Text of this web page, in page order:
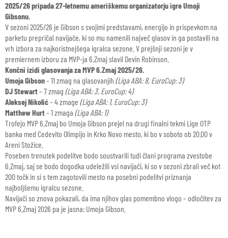
2025/26 pripada 27-letnemu ameriškemu organizatorju igre Umoji
Gibsonu.
V sezoni 2025/26 je Gibson s svojimi predstavami, energijo in prispevkom na
parketu prepričal navijače, ki so mu namenili največ glasov in ga postavili na
vrh izbora za najkoristnejšega igralca sezone. V prejšnji sezoni je v
premiernem izboru za MVP-ja 6.Zmaj slavil Devin Robinson.
Končni izidi glasovanja za MVP 6.Zmaj 2025/26.
Umoja Gibson– 11 zmag na glasovanjih (Liga ABA: 8, EuroCup: 3)
DJ Stewart– 7 zmag (Liga ABA: 3, EuroCup: 4)
Aleksej Nikolić– 4 zmage (Liga ABA: 1, EuroCup: 3)
Matthew Hurt– 1 zmaga (Liga ABA: 1)
Trofejo MVP 6.Zmaj bo Umoja Gibson prejel na drugi finalni tekmi Lige OTP
banka med Cedevito Olimpijo in Krko Novo mesto, ki bo v soboto ob 20.00 v
Areni Stožice.
Poseben trenutek podelitve bodo soustvarili tudi člani programa zvestobe
6.Zmaj, saj se bodo dogodka udeležili vsi navijači, ki so v sezoni zbrali več kot
200 točk in si s tem zagotovili mesto na posebni podelitvi priznanja
najboljšemu igralcu sezone.
Navijači so znova pokazali, da ima njihov glas pomembno vlogo – odločitev za
MVP 6.Zmaj 2026 pa je jasna: Umoja Gibson.